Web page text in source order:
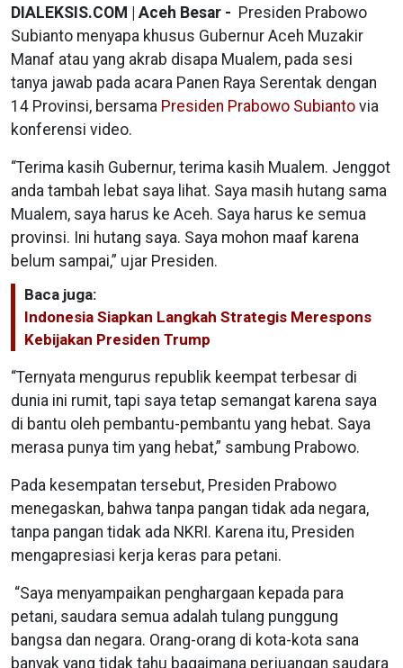
DIALEKSIS.COM | Aceh Besar - Presiden Prabowo
Subianto menyapa khusus Gubernur Aceh Muzakir
Manaf atau yang akrab disapa Mualem, pada sesi
tanya jawab pada acara Panen Raya Serentak dengan
14 Provinsi, bersama Presiden Prabowo Subianto via
konferensi video.
“Terima kasih Gubernur, terima kasih Mualem. Jenggot
anda tambah lebat saya lihat. Saya masih hutang sama
Mualem, saya harus ke Aceh. Saya harus ke semua
provinsi. Ini hutang saya. Saya mohon maaf karena
belum sampai,” ujar Presiden.
Baca juga:
Indonesia Siapkan Langkah Strategis Merespons
Kebijakan Presiden Trump
“Ternyata mengurus republik keempat terbesar di
dunia ini rumit, tapi saya tetap semangat karena saya
di bantu oleh pembantu-pembantu yang hebat. Saya
merasa punya tim yang hebat,” sambung Prabowo.
Pada kesempatan tersebut, Presiden Prabowo
menegaskan, bahwa tanpa pangan tidak ada negara,
tanpa pangan tidak ada NKRI. Karena itu, Presiden
mengapresiasi kerja keras para petani.
“Saya menyampaikan penghargaan kepada para
petani, saudara semua adalah tulang punggung
bangsa dan negara. Orang-orang di kota-kota sana
banyak yang tidak tahu bagaimana perjuangan saudara